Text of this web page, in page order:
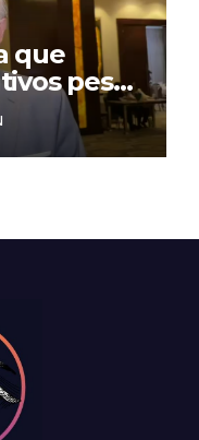
que
pese
de